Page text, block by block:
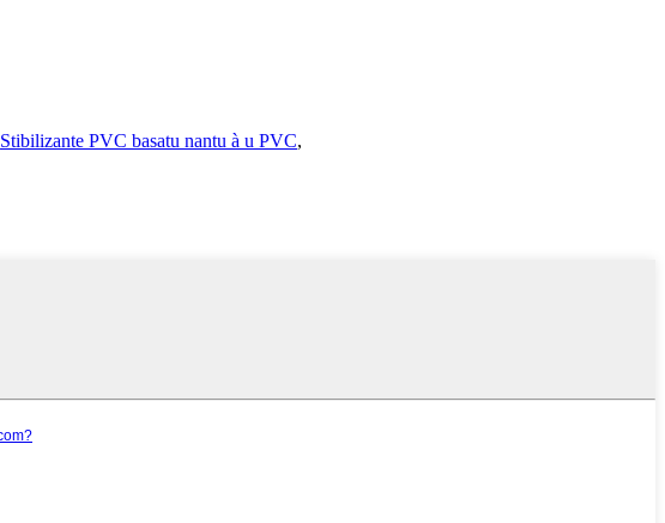
Stibilizante PVC basatu nantu à u PVC,